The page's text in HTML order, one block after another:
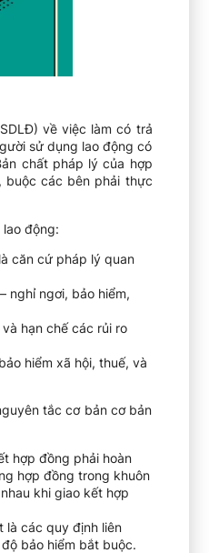
về việc làm có trả
sử dụng lao động có
chất pháp lý của hợp
buộc các bên phải thực
động:
căn cứ pháp lý quan
nghỉ ngơi, bảo hiểm,
hạn chế các rủi ro
hiểm xã hội, thuế, và
tắc cơ bản cơ bản
hợp đồng phải hoàn
hợp đồng trong khuôn
khi giao kết hợp
là các quy định liên
bảo hiểm bắt buộc.